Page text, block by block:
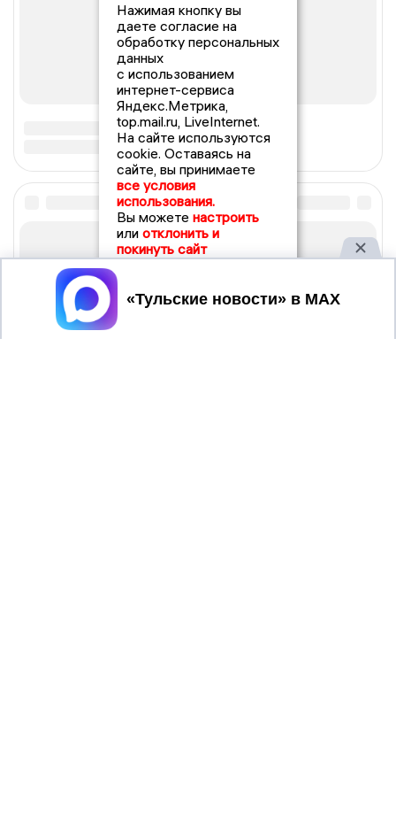
Нажимая кнопку вы
даете согласие на
обработку персональных
данных
с использованием
интернет-сервиса
Яндекс.Метрика,
top.mail.ru, LiveInternet.
На сайте используются
cookie. Оставаясь на
сайте, вы принимаете
все условия
использования.
Вы можете настроить
или отклонить и
покинуть сайт
Принять